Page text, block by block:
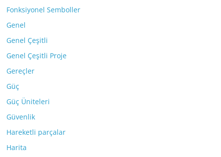
Fonksiyonel Semboller
Genel
Genel Çeşitli
Genel Çeşitli Proje
Gereçler
Güç
Güç Üniteleri
Güvenlik
Hareketli parçalar
Harita